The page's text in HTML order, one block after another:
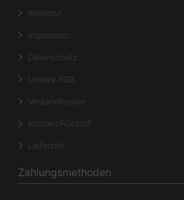
Widerruf
Impressum
Datenschutz
Unsere AGB
Versandkosten
Kontakt/Rückruf
Lieferzeit
Zahlungsmethoden